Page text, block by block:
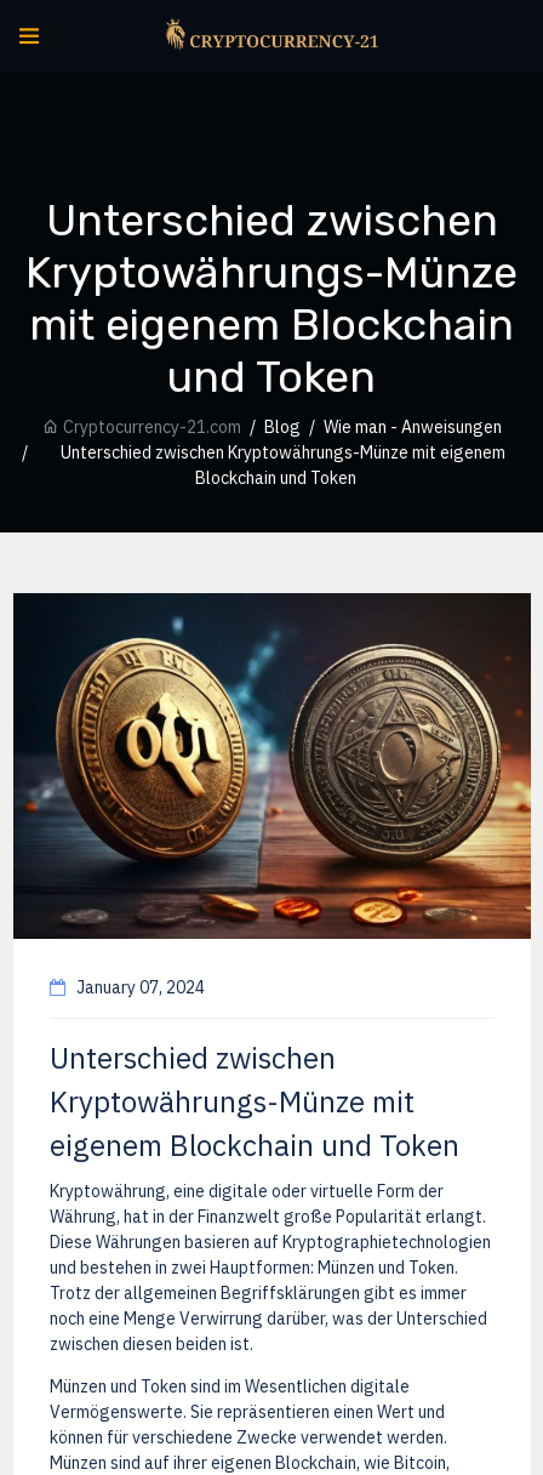
Unterschied zwischen
Kryptowährungs-Münze
mit eigenem Blockchain
und Token
Cryptocurrency-21.com Blog
Wie man - Anweisungen
Unterschied zwischen Kryptowährungs-Münze mit eigenem
Blockchain und Token
January 07, 2024
Unterschied zwischen
Kryptowährungs-Münze mit
eigenem Blockchain und Token
Kryptowährung, eine digitale oder virtuelle Form der
Währung, hat in der Finanzwelt große Popularität erlangt.
Diese Währungen basieren auf Kryptographietechnologien
und bestehen in zwei Hauptformen: Münzen und Token.
Trotz der allgemeinen Begriffsklärungen gibt es immer
noch eine Menge Verwirrung darüber, was der Unterschied
zwischen diesen beiden ist.
Münzen und Token sind im Wesentlichen digitale
Vermögenswerte. Sie repräsentieren einen Wert und
können für verschiedene Zwecke verwendet werden.
Münzen sind auf ihrer eigenen Blockchain, wie Bitcoin,